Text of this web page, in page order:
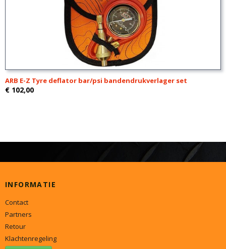
ARB E-Z Tyre deflator bar/psi bandendrukverlager set
€ 102,00
INFORMATIE
Contact
Partners
Retour
Klachtenregeling